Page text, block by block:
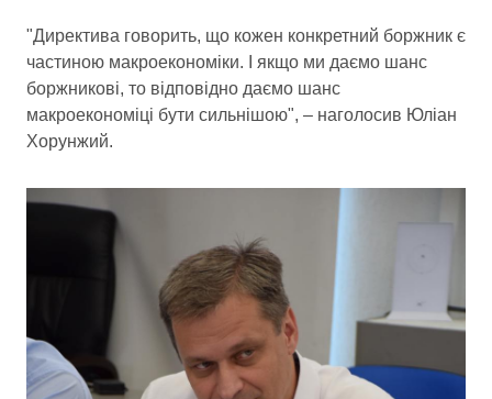
"Директива говорить, що кожен конкретний боржник є
частиною макроекономіки. І якщо ми даємо шанс
боржникові, то відповідно даємо шанс
макроекономіці бути сильнішою", – наголосив Юліан
Хорунжий.